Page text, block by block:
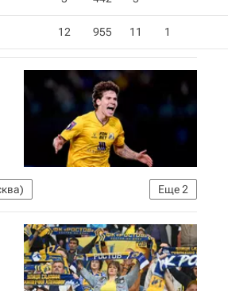
12 955 11 1
Еще2